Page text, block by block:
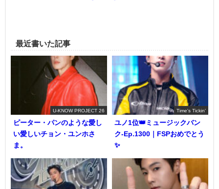
最近書いた記事
U-KNOW PROJECT 26
ピーター・パンのような愛し
い愛しいチョン・ユンホさ
ま。
Time's Tickin'
ユノ1位👑ミュージックバン
ク-Ep.1300｜FSPおめでとう
✨️